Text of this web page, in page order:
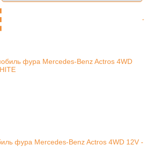
фура Mercedes-Benz Actros 4WD 12V -